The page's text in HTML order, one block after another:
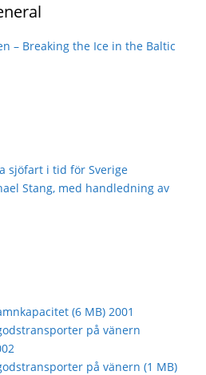
– Breaking the Ice in the Baltic
sjöfart i tid för Sverige
Stang, med handledning av
(6 MB) 2001
på vänern
på vänern (1 MB)